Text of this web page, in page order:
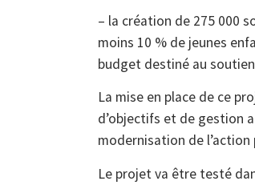
– la création de 275 000
moins 10 % de jeunes
budget destiné au
La mise en place de ce
d’objectifs et de gestion
modernisation de
Le projet va être testé